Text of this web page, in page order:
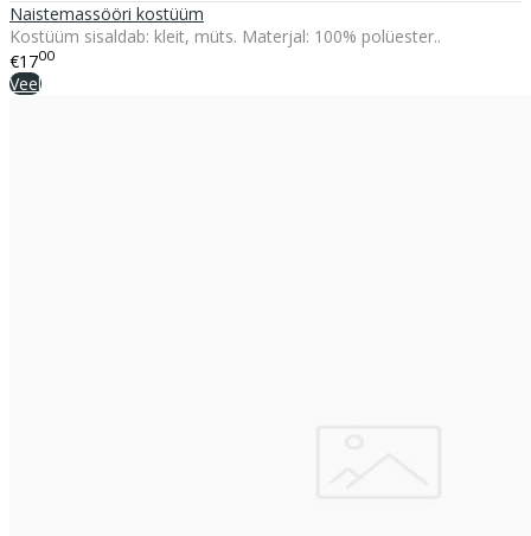
Naistemassööri kostüüm
Kostüüm sisaldab: kleit, müts. Materjal: 100% polüester..
€1700
Veel